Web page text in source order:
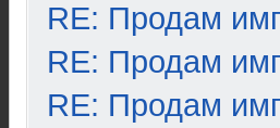
RE: Продам
RE: Продам
RE: Продам